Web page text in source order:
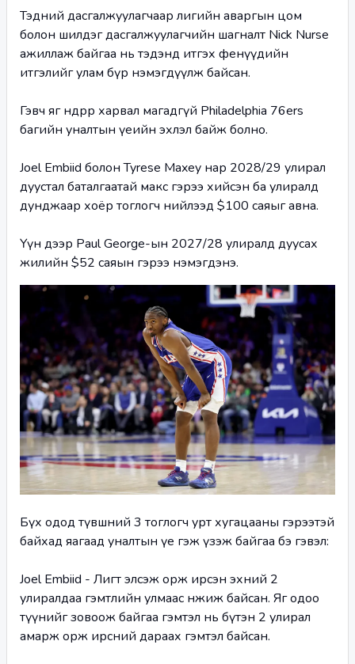
Тэдний дасгалжуулагчаар лигийн аваргын цом
болон шилдэг дасгалжуулагчийн шагналт Nick Nurse
ажиллаж байгаа нь тэдэнд итгэх фенүүдийн
итгэлийг улам бүр нэмэгдүүлж байсан.
Гэвч яг өнөөдрөөр харвал магадгүй Philadelphia 76ers
багийн уналтын үеийн эхлэл байж болно.
Joel Embiid болон Tyrese Maxey нар 2028/29 улирал
дуустал баталгаатай макс гэрээ хийсэн ба улиралд
дунджаар хоёр тоглогч нийлээд $100 саяыг авна.
Үүн дээр Paul George-ын 2027/28 улиралд дуусах
жилийн $52 саяын гэрээ нэмэгдэнэ.
Бүх одод түвшний 3 тоглогч урт хугацааны гэрээтэй
байхад яагаад уналтын үе гэж үзэж байгаа бэ гэвэл:
Joel Embiid - Лигт элсэж орж ирсэн эхний 2
улиралдаа гэмтлийн улмаас өнжиж байсан. Яг одоо
түүнийг зовоож байгаа гэмтэл нь бүтэн 2 улирал
амарж орж ирсний дараах гэмтэл байсан.